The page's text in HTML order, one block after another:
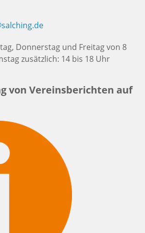
Donnerstag und Freitag von 8
zusätzlich: 14 bis 18 Uhr
von Vereinsberichten auf